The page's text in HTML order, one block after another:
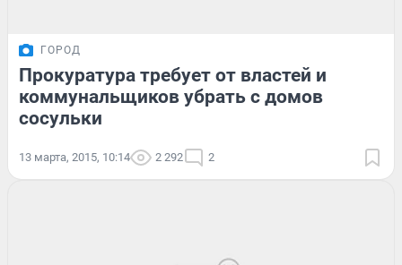
ГОРОД
Прокуратура требует от властей и
коммунальщиков убрать с домов
сосульки
13 марта, 2015, 10:14 2 292 2